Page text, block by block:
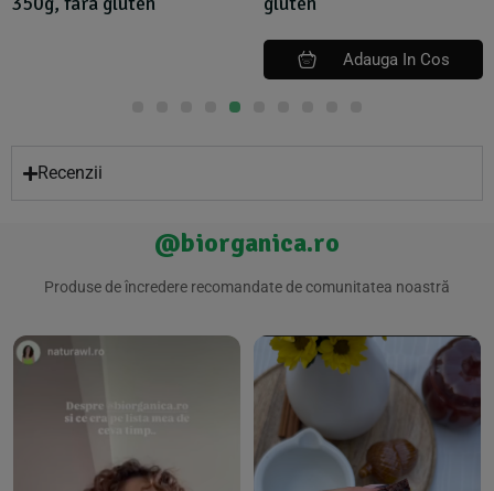
Adauga In Cos
Recenzii
@biorganica.ro
Produse de încredere recomandate de comunitatea noastră